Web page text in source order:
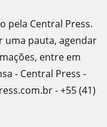
pela Central Press.
uma pauta, agendar
entre em
- Central Press -
- +55 (41)